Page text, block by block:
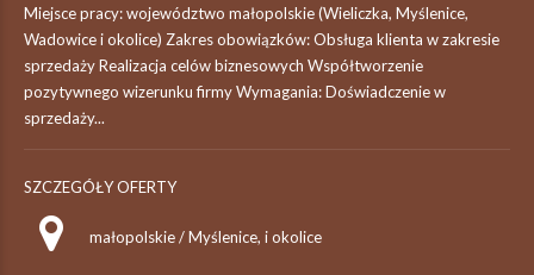
Miejsce pracy: województwo małopolskie (Wieliczka, Myślenice,
Wadowice i okolice) Zakres obowiązków: Obsługa klienta w zakresie
sprzedaży Realizacja celów biznesowych Współtworzenie
pozytywnego wizerunku firmy Wymagania: Doświadczenie w
sprzedaży...
SZCZEGÓŁY OFERTY
małopolskie / Myślenice, i okolice